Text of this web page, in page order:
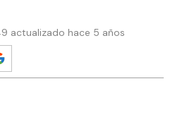
actualizado hace 5 años